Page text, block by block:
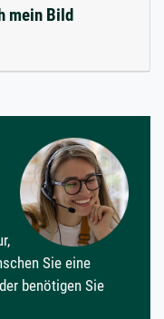
mein Bild
Sie eine
benötigen Sie